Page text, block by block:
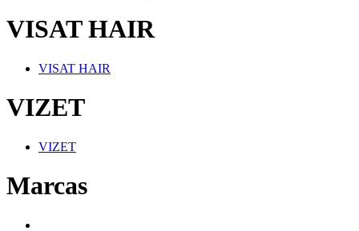
VISAT HAIR
VISAT HAIR
VIZET
VIZET
Marcas